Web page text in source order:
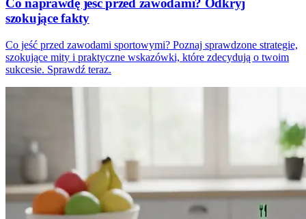
Co naprawdę jeść przed zawodami? Odkryj
szokujące fakty
Co jeść przed zawodami sportowymi? Poznaj sprawdzone strategie,
szokujące mity i praktyczne wskazówki, które zdecydują o twoim
sukcesie. Sprawdź teraz.